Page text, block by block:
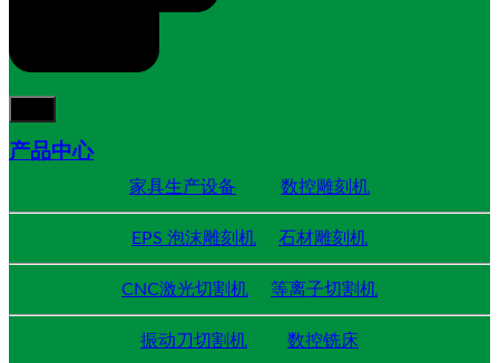
产品中心
家具生产设备 数控雕刻机
EPS 泡沫雕刻机 石材雕刻机
CNC激光切割机 等离子切割机
振动刀切割机 数控铣床